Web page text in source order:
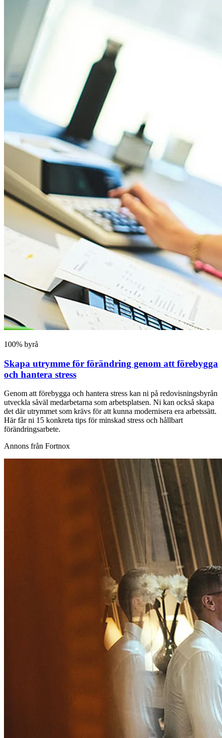
100% byrå
Skapa utrymme för förändring genom att förebygga
och hantera stress
Genom att förebygga och hantera stress kan ni på redovisningsbyrån
utveckla såväl medarbetarna som arbetsplatsen. Ni kan också skapa
det där utrymmet som krävs för att kunna modernisera era arbetssätt.
Här får ni 15 konkreta tips för minskad stress och hållbart
förändringsarbete.
Annons från Fortnox